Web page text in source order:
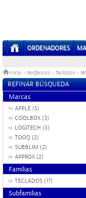
ORDENADORES
Inicio > Perifericos » Teclados »
REFINAR BÚSQUEDA
Marcas
APPLE (5)
COOLBOX (3)
LOGITECH (3)
TOOQ (2)
SUBBLIM (2)
APPROX (2)
Familias
TECLADOS (17)
Subfamilias